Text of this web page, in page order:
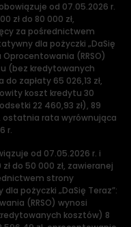
od 07.05.2026 r.
zł do 80 000 zł,
za pośrednictwem
dla pożyczki „DaSię
(RRSO)
(bez kredytowanych
zapłaty 65 026,13 zł,
koszt kredytu 30
22 460,93 zł), 89
ostatnia rata wyrównująca
r.
od 07.05.2026 r. i
do 50 000 zł, zawieranej
strony
pożyczki „DaSię Teraz”:
(RRSO) wynosi
kosztów) 8